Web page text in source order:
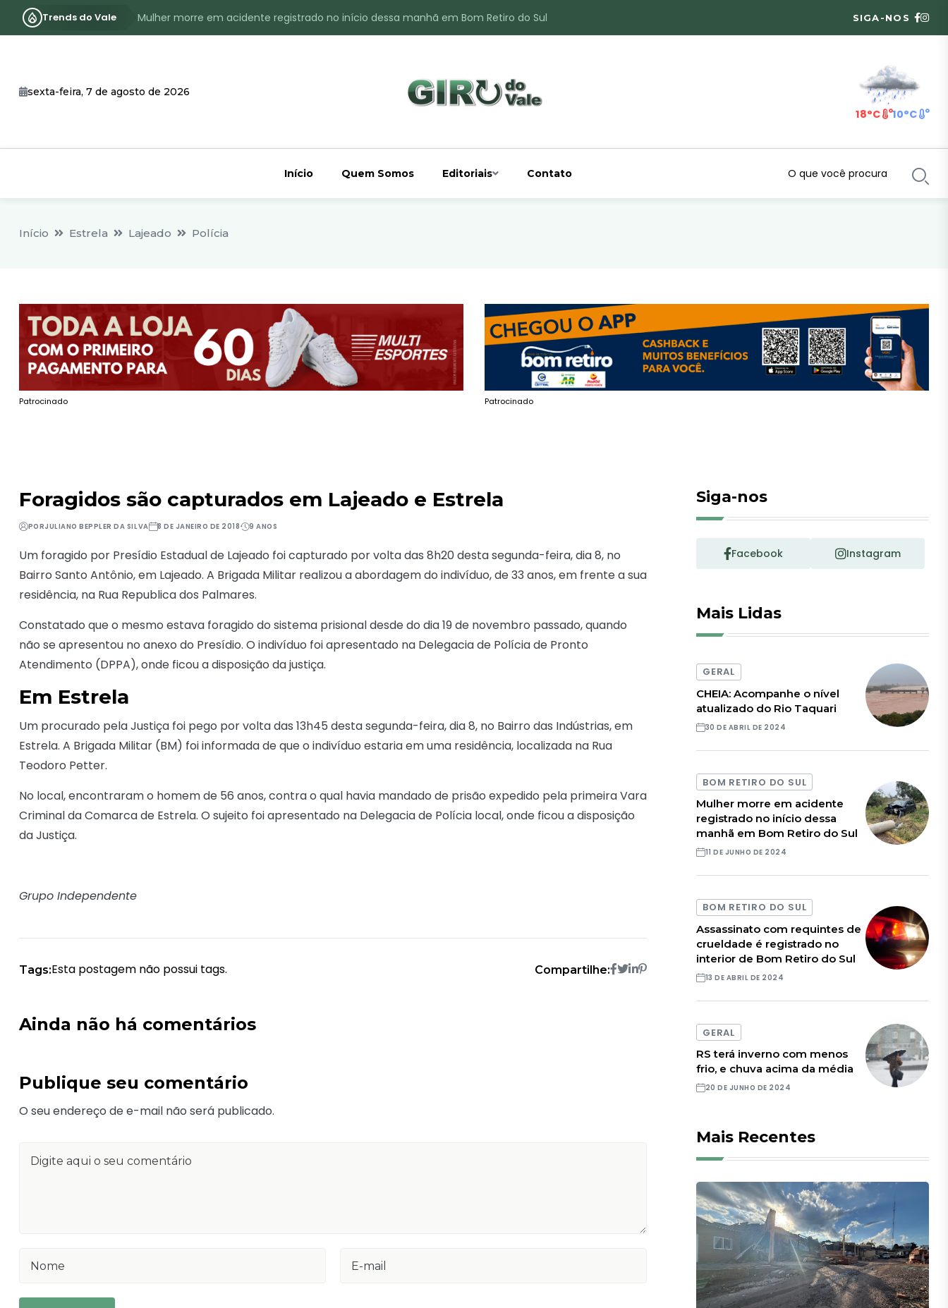
Trends do Vale
Mulher morre em acidente registrado no início dessa manhã em Bom Retiro do Sul
Identificado o jovem assassinado no interior de Bom Retiro do Sul
SIGA-NOS
sexta-feira, 7 de agosto de 2026
18°C 10°C
Início Quem Somos Editoriais Contato
Início Estrela Lajeado Polícia
Patrocinado Patrocinado
Foragidos são capturados em Lajeado e Estrela
PORJULIANO BEPPLER DA SILVA 8 DE JANEIRO DE 2018 9 ANOS
Um foragido por Presídio Estadual de Lajeado foi capturado por volta das 8h20 desta segunda-feira, dia 8, no
Bairro Santo Antônio, em Lajeado. A Brigada Militar realizou a abordagem do indivíduo, de 33 anos, em frente a sua
residência, na Rua Republica dos Palmares.
Constatado que o mesmo estava foragido do sistema prisional desde do dia 19 de novembro passado, quando
não se apresentou no anexo do Presídio. O indivíduo foi apresentado na Delegacia de Polícia de Pronto
Atendimento (DPPA), onde ficou a disposição da justiça.
Em Estrela
Um procurado pela Justiça foi pego por volta das 13h45 desta segunda-feira, dia 8, no Bairro das Indústrias, em
Estrela. A Brigada Militar (BM) foi informada de que o indivíduo estaria em uma residência, localizada na Rua
Teodoro Petter.
No local, encontraram o homem de 56 anos, contra o qual havia mandado de prisão expedido pela primeira Vara
Criminal da Comarca de Estrela. O sujeito foi apresentado na Delegacia de Polícia local, onde ficou a disposição
da Justiça.
Grupo Independente
Tags:Esta postagem não possui tags. Compartilhe:
Ainda não há comentários
Publique seu comentário
O seu endereço de e-mail não será publicado.
Siga-nos
Facebook Instagram
Mais Lidas
GERAL
CHEIA: Acompanhe o nível
atualizado do Rio Taquari
30 DE ABRIL DE 2024
BOM RETIRO DO SUL
Mulher morre em acidente
registrado no início dessa
manhã em Bom Retiro do Sul
11 DE JUNHO DE 2024
BOM RETIRO DO SUL
Assassinato com requintes de
crueldade é registrado no
interior de Bom Retiro do Sul
13 DE ABRIL DE 2024
GERAL
RS terá inverno com menos
frio, e chuva acima da média
20 DE JUNHO DE 2024
Mais Recentes